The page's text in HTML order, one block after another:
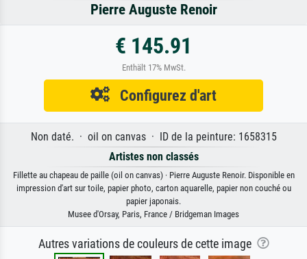
Pierre Auguste Renoir
€ 145.91
Enthält 17% MwSt.
Configurez d'art
Non daté. · oil on canvas · ID de la peinture: 1658315
Artistes non classés
Fillette au chapeau de paille (oil on canvas) · Pierre Auguste Renoir. Disponible en
impression d'art sur toile, papier photo, carton aquarelle, papier non couché ou
papier japonais.
Musee d'Orsay, Paris, France / Bridgeman Images
Autres variations de couleurs de cette image